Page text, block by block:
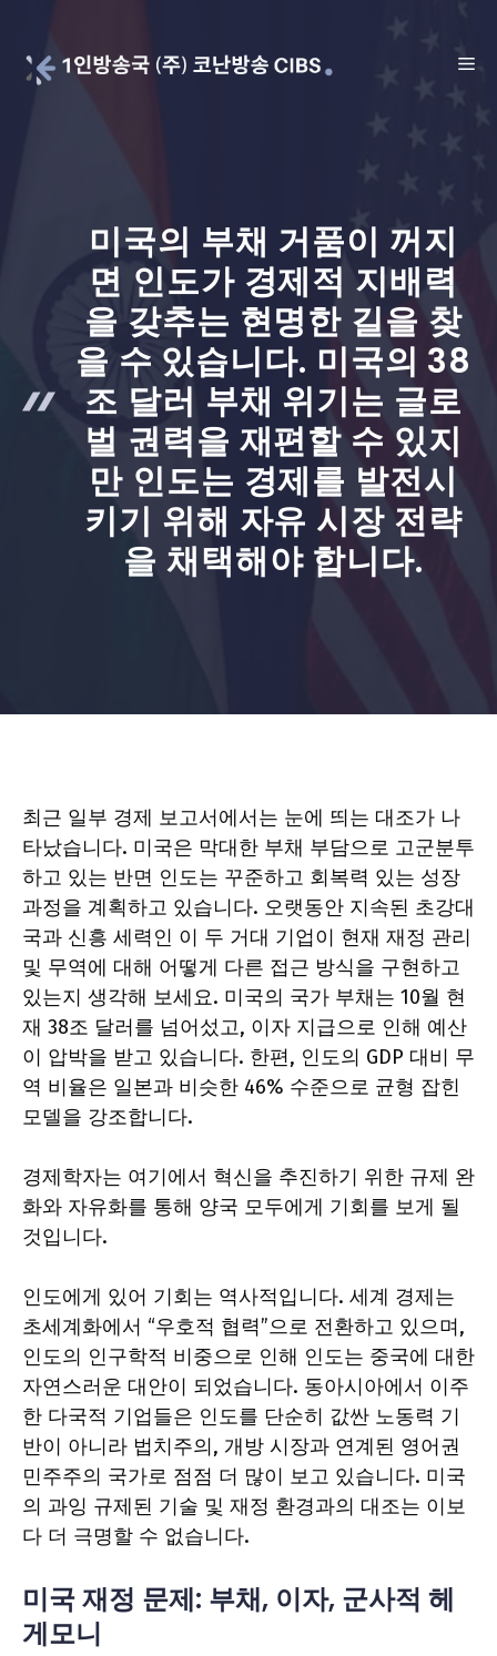
content
미국의 부채 거품이 꺼지
면 인도가 경제적 지배력
을 갖추는 현명한 길을 찾
을 수 있습니다. 미국의 38
조 달러 부채 위기는 글로
벌 권력을 재편할 수 있지
만 인도는 경제를 발전시
키기 위해 자유 시장 전략
을 채택해야 합니다.
최근 일부 경제 보고서에서는 눈에 띄는 대조가 나
타났습니다. 미국은 막대한 부채 부담으로 고군분투
하고 있는 반면 인도는 꾸준하고 회복력 있는 성장
과정을 계획하고 있습니다. 오랫동안 지속된 초강대
국과 신흥 세력인 이 두 거대 기업이 현재 재정 관리
및 무역에 대해 어떻게 다른 접근 방식을 구현하고
있는지 생각해 보세요. 미국의 국가 부채는 10월 현
재 38조 달러를 넘어섰고, 이자 지급으로 인해 예산
이 압박을 받고 있습니다. 한편, 인도의 GDP 대비 무
역 비율은 일본과 비슷한 46% 수준으로 균형 잡힌
모델을 강조합니다.
경제학자는 여기에서 혁신을 추진하기 위한 규제 완
화와 자유화를 통해 양국 모두에게 기회를 보게 될
것입니다.
인도에게 있어 기회는 역사적입니다. 세계 경제는
초세계화에서 “우호적 협력”으로 전환하고 있으며,
인도의 인구학적 비중으로 인해 인도는 중국에 대한
자연스러운 대안이 되었습니다. 동아시아에서 이주
한 다국적 기업들은 인도를 단순히 값싼 노동력 기
반이 아니라 법치주의, 개방 시장과 연계된 영어권
민주주의 국가로 점점 더 많이 보고 있습니다. 미국
의 과잉 규제된 기술 및 재정 환경과의 대조는 이보
다 더 극명할 수 없습니다.
미국 재정 ​​문제: 부채, 이자, 군사적 헤
게모니